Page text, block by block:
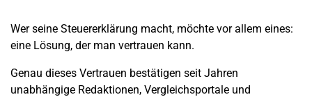
Wer seine Steuererklärung macht, möchte vor allem eines:
eine Lösung, der man vertrauen kann.
Genau dieses Vertrauen bestätigen seit Jahren
unabhängige Redaktionen, Vergleichsportale und